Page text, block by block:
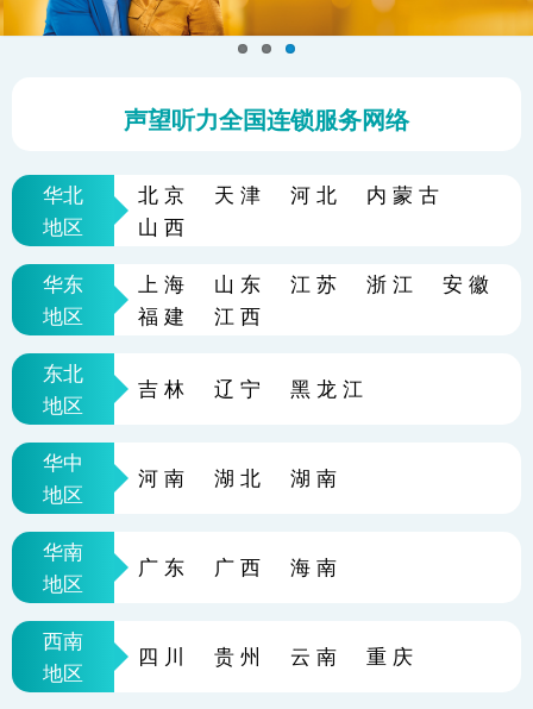
声望听力全国连锁服务网络
华北 北京 天津 河北
内蒙古
山西
地区
华东 上海 山东 江苏 浙江
安徽
福建
江西
地区
东北
吉林 辽宁 黑龙江
地区
华中
河南 湖北 湖南
地区
华南
广东 广西 海南
地区
西南
四川 贵州 云南 重庆
地区